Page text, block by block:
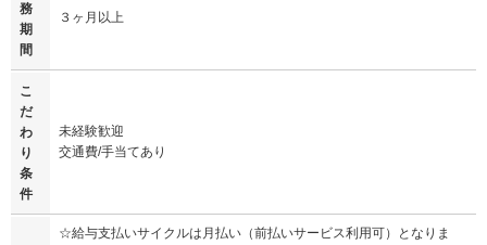
務
期
間
３ヶ月以上
こ
だ
わ
り
条
件
未経験歓迎
交通費/手当てあり
☆給与支払いサイクルは月払い（前払いサービス利用可）となりま